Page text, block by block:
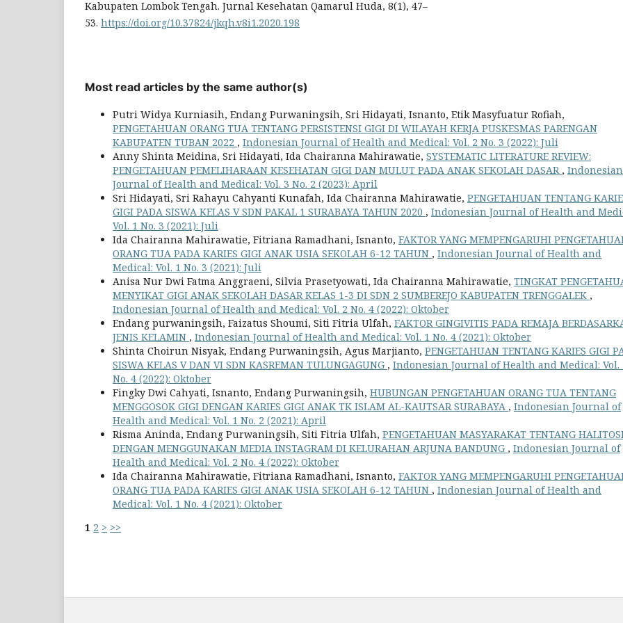
Kabupaten Lombok Tengah. Jurnal Kesehatan Qamarul Huda, 8(1), 47–
53. https://doi.org/10.37824/jkqh.v8i1.2020.198
Most read articles by the same author(s)
Putri Widya Kurniasih, Endang Purwaningsih, Sri Hidayati, Isnanto, Etik Masyfuatur Rofiah,
PENGETAHUAN ORANG TUA TENTANG PERSISTENSI GIGI DI WILAYAH KERJA PUSKESMAS PARENGAN
KABUPATEN TUBAN 2022 , Indonesian Journal of Health and Medical: Vol. 2 No. 3 (2022): Juli
Anny Shinta Meidina, Sri Hidayati, Ida Chairanna Mahirawatie, SYSTEMATIC LITERATURE REVIEW:
PENGETAHUAN PEMELIHARAAN KESEHATAN GIGI DAN MULUT PADA ANAK SEKOLAH DASAR , Indonesian
Journal of Health and Medical: Vol. 3 No. 2 (2023): April
Sri Hidayati, Sri Rahayu Cahyanti Kunafah, Ida Chairanna Mahirawatie, PENGETAHUAN TENTANG
GIGI PADA SISWA KELAS V SDN PAKAL 1 SURABAYA TAHUN 2020 , Indonesian Journal of Health and
Vol. 1 No. 3 (2021): Juli
Ida Chairanna Mahirawatie, Fitriana Ramadhani, Isnanto, FAKTOR YANG MEMPENGARUHI
ORANG TUA PADA KARIES GIGI ANAK USIA SEKOLAH 6-12 TAHUN , Indonesian Journal of Health and
Medical: Vol. 1 No. 3 (2021): Juli
Anisa Nur Dwi Fatma Anggraeni, Silvia Prasetyowati, Ida Chairanna Mahirawatie, TINGKAT
MENYIKAT GIGI ANAK SEKOLAH DASAR KELAS 1-3 DI SDN 2 SUMBEREJO KABUPATEN TRENGGALEK ,
Indonesian Journal of Health and Medical: Vol. 2 No. 4 (2022): Oktober
Endang purwaningsih, Faizatus Shoumi, Siti Fitria Ulfah, FAKTOR GINGIVITIS PADA REMAJA
JENIS KELAMIN , Indonesian Journal of Health and Medical: Vol. 1 No. 4 (2021): Oktober
Shinta Choirun Nisyak, Endang Purwaningsih, Agus Marjianto, PENGETAHUAN TENTANG KARIES GIGI
SISWA KELAS V DAN VI SDN KASREMAN TULUNGAGUNG , Indonesian Journal of Health and Medical: Vol.
No. 4 (2022): Oktober
Fingky Dwi Cahyati, Isnanto, Endang Purwaningsih, HUBUNGAN PENGETAHUAN ORANG TUA TENTANG
MENGGOSOK GIGI DENGAN KARIES GIGI ANAK TK ISLAM AL-KAUTSAR SURABAYA , Indonesian Journal of
Health and Medical: Vol. 1 No. 2 (2021): April
Risma Aninda, Endang Purwaningsih, Siti Fitria Ulfah, PENGETAHUAN MASYARAKAT TENTANG
DENGAN MENGGUNAKAN MEDIA INSTAGRAM DI KELURAHAN ARJUNA BANDUNG , Indonesian Journal of
Health and Medical: Vol. 2 No. 4 (2022): Oktober
Ida Chairanna Mahirawatie, Fitriana Ramadhani, Isnanto, FAKTOR YANG MEMPENGARUHI
ORANG TUA PADA KARIES GIGI ANAK USIA SEKOLAH 6-12 TAHUN , Indonesian Journal of Health and
Medical: Vol. 1 No. 4 (2021): Oktober
1 2 > >>